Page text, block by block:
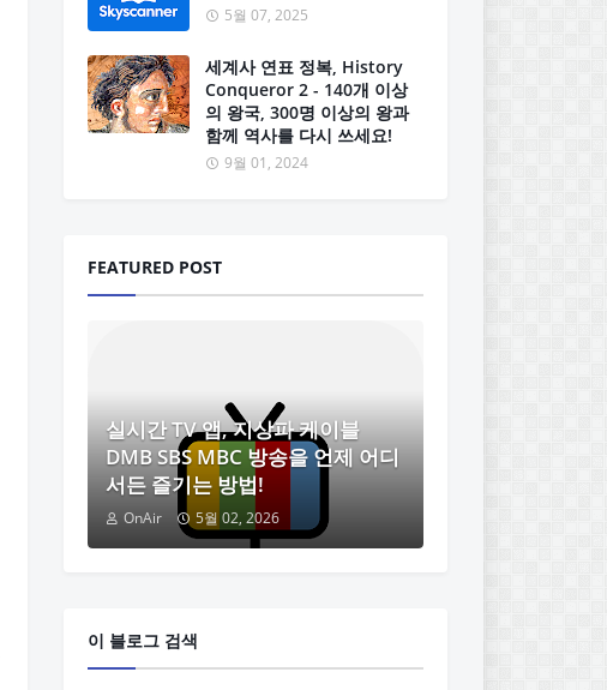
5월 07, 2025
세계사 연표 정복, History
Conqueror 2 - 140개 이상
의 왕국, 300명 이상의 왕과
함께 역사를 다시 쓰세요!
9월 01, 2024
FEATURED POST
실시간 TV 앱, 지상파 케이블
DMB SBS MBC 방송을 언제 어디
서든 즐기는 방법!
OnAir 5월 02, 2026
이 블로그 검색